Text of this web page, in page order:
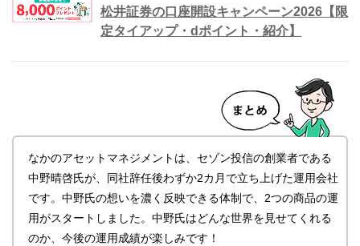
松井証券の口座開設キャンペーン2026【限
定タイアップ・dポイント・紹介】
なかのアセットマネジメントは、セゾン投信の創業者である
中野晴啓氏が、同社辞任後わずか2カ月で立ち上げた運用会社
です。中野氏の想いを濃く反映できる体制で、2つの商品の運
用がスタートしました。中野氏はどんな世界を見せてくれる
のか、今後の運用成績が楽しみです！